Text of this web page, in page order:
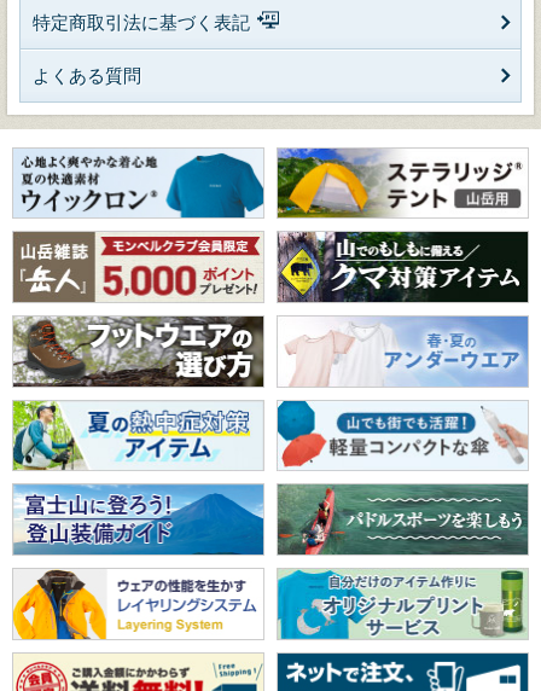
特定商取引法に基づく表記
よくある質問